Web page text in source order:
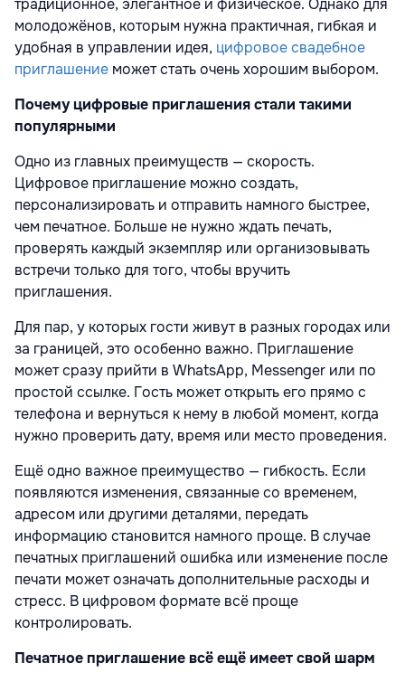
молодожёнов, которым нужна практичная, гибкая и
удобная в управлении идея, цифровое свадебное
приглашение может стать очень хорошим выбором.
Почему цифровые приглашения стали такими
популярными
Одно из главных преимуществ — скорость.
Цифровое приглашение можно создать,
персонализировать и отправить намного быстрее,
чем печатное. Больше не нужно ждать печать,
проверять каждый экземпляр или организовывать
встречи только для того, чтобы вручить
приглашения.
Для пар, у которых гости живут в разных городах или
за границей, это особенно важно. Приглашение
может сразу прийти в WhatsApp, Messenger или по
простой ссылке. Гость может открыть его прямо с
телефона и вернуться к нему в любой момент, когда
нужно проверить дату, время или место проведения.
Ещё одно важное преимущество — гибкость. Если
появляются изменения, связанные со временем,
адресом или другими деталями, передать
информацию становится намного проще. В случае
печатных приглашений ошибка или изменение после
печати может означать дополнительные расходы и
стресс. В цифровом формате всё проще
контролировать.
Печатное приглашение всё ещё имеет свой шарм